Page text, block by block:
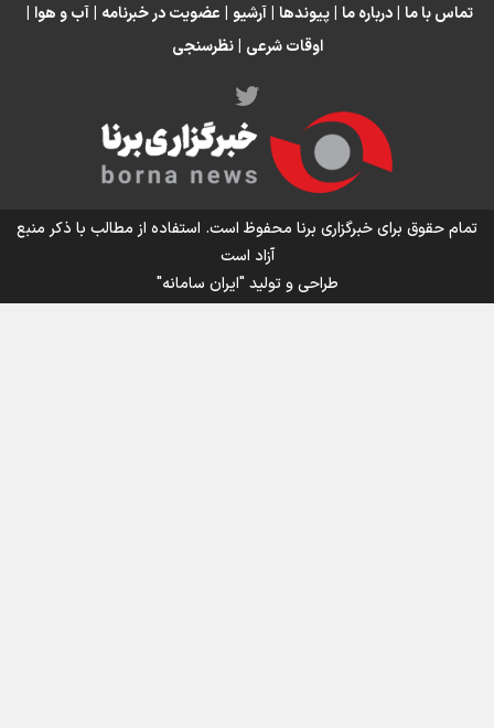
اینفو برنا/ میزان مالیات بر ارزش افزوده چقدر است؟
تورم ۵۸ درصدی معدن / وقتی هزینه استخراج از توان قیمت‌گذاری سبقتتماس با ما | درباره ما | پیوندها | آرشیو | عضویت در خبرنامه | آب و هوا |
اوقات شرعی | نظرسنجی
تمام حقوق برای خبرگزاری برنا محفوظ است. استفاده از مطالب با ذکر منبع
آزاد است
طراحی و تولید"ایران سامانه"